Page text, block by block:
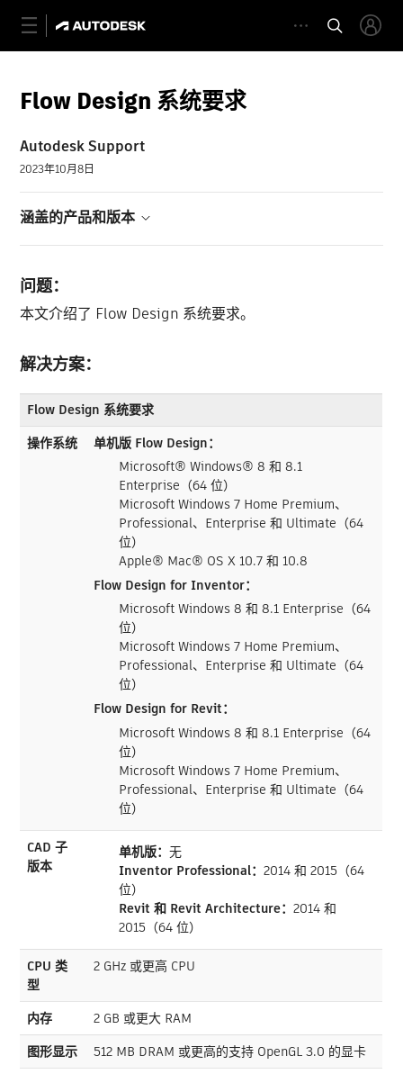
Flow Design 系统要求
Autodesk Support
2023年10月8日
涵盖的产品和版本
问题：
本文介绍了 Flow Design 系统要求。
解决方案：
Flow Design 系统要求
操作系统
单机版 Flow Design：
Microsoft® Windows® 8 和 8.1
Enterprise（64 位）
Microsoft Windows 7 Home Premium、
Professional、Enterprise 和 Ultimate（64
位）
Apple® Mac® OS X 10.7 和 10.8
Flow Design for Inventor：
Microsoft Windows 8 和 8.1 Enterprise（64
位）
Microsoft Windows 7 Home Premium、
Professional、Enterprise 和 Ultimate（64
位）
Flow Design for Revit：
Microsoft Windows 8 和 8.1 Enterprise（64
位）
Microsoft Windows 7 Home Premium、
Professional、Enterprise 和 Ultimate（64
位）
CAD 子
版本
单机版：无
Inventor Professional：2014 和 2015（64
位）
Revit 和 Revit Architecture：2014 和
2015（64 位）
CPU 类
型
2 GHz 或更高 CPU
内存
2 GB 或更大 RAM
图形显示
512 MB DRAM 或更高的支持 OpenGL 3.0 的显卡